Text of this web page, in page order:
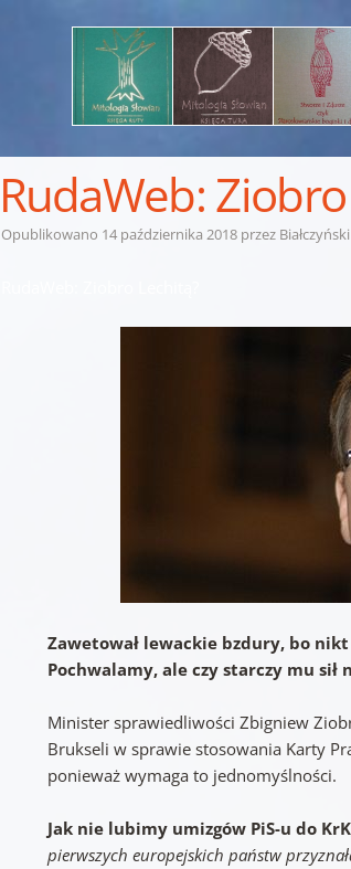
RudaWeb:
Opublikowano 14 października 2018 przez Białczyński
Zawetował lewackie bzdury, bo
Pochwalamy, ale czy starczy mu
Minister sprawiedliwości Zbigniew
Brukseli w sprawie stosowania Karty
ponieważ wymaga to jednomyślności.
Jak nie lubimy umizgów PiS-u do
pierwszych europejskich państw